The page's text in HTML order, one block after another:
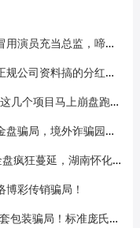
充当总监，啼笑皆非！
搞的分红类资金盘骗局！
上崩盘跑路，别再被骗了！
诈骗园区所开，单割会员，即
怀化、新化已成高危重灾区，
博彩传销骗局！
氏资金盘，多层拉人头 + 逆天